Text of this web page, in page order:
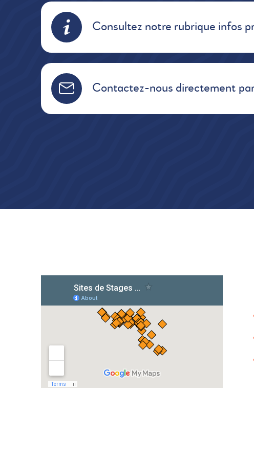
Consultez notre rubrique infos
Contactez-nous directement